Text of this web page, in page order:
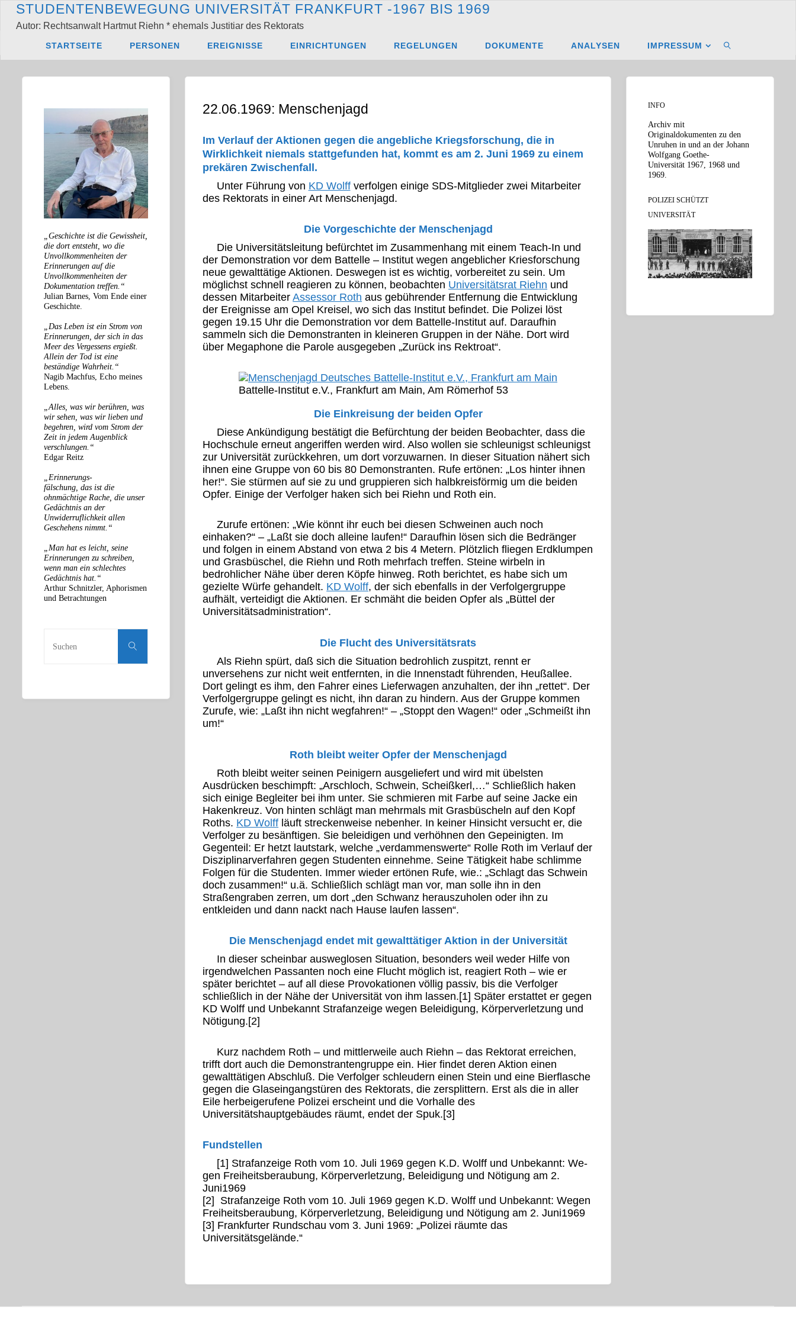
Zum
springen
STUDENTENBEWEGUNG UNIVERSITÄT FRANKFURT -1967 BIS 1969
Autor: Rechtsanwalt Hartmut Riehn * ehemals Justitiar des Rektorats
STARTSEITE PERSONEN EREIGNISSE EINRICHTUNGEN REGELUNGEN DOKUMENTE ANALYSEN IMPRESSUM
Start22.06.1969: Menschenjagd
22.06.1969: Menschenjagd
Im Verlauf der Aktionen gegen die angebliche Kriegsforschung, die in
Wirklichkeit niemals stattgefunden hat, kommt es am 2. Juni 1969 zu einem
prekären Zwischenfall.
Unter Führung von KD Wolffverfolgen einige SDS-Mitglieder zwei Mitarbeiter
des Rektorats in einer Art Menschenjagd.
Die Vorgeschichte der Menschenjagd
Die Universitätsleitung befürchtet im Zusammenhang mit einem Teach-In und
der Demonstration vor dem Battelle – Institut wegen angeblicher Kriesforschung
neue gewalttätige Aktionen. Deswegen ist es wichtig, vorbereitet zu sein. Um
möglichst schnell reagieren zu können, beobachten Universitätsrat Riehn und
dessen MitarbeiterAssessor Roth aus gebührender Entfernung die Entwicklung
der Ereignisse am Opel Kreisel, wo sich das Institut befindet. Die Polizei löst
gegen 19.15 Uhr die Demonstration vor dem Battelle-Institut auf. Daraufhin
sammeln sich die Demonstranten in kleineren Gruppen in der Nähe. Dort wird
über Megaphone die Parole ausgegeben „Zurück ins Rektroat“.
Battelle-Institut e.V., Frankfurt am Main, Am Römerhof 53
Die Einkreisung der beiden Opfer
Diese Ankündigung bestätigt die Befürchtung der beiden Beobachter, dass die
Hochschule erneut angeriffen werden wird. Also wollen sie schleunigst schleunigst
zur Universität zurückkehren, um dort vorzuwarnen. In dieser Situation nähert sich
ihnen eine Gruppe von 60 bis 80 Demonstranten. Rufe ertönen: „Los hinter ihnen
her!“. Sie stürmen auf sie zu und gruppieren sich halbkreisförmig um die beiden
Opfer. Einige der Verfolger haken sich bei Riehn und Roth ein.
Zurufe ertönen: „Wie könnt ihr euch bei diesen Schweinen auch noch
einhaken?“ – „Laßt sie doch alleine laufen!“ Daraufhin lösen sich die Bedränger
und folgen in einem Abstand von etwa 2 bis 4 Metern. Plötzlich fliegen Erdklumpen
und Grasbüschel, die Riehn und Roth mehrfach treffen. Steine wirbeln in
bedrohlicher Nähe über deren Köpfe hinweg. Roth berichtet, es habe sich um
gezielte Würfe gehandelt. KD Wolff, der sich ebenfalls in der Verfolgergruppe
aufhält, verteidigt die Aktionen. Er schmäht die beiden Opfer als „Büttel der
Universitätsadministration“.
Die Flucht des Universitätsrats
Als Riehn spürt, daß sich die Situation bedrohlich zuspitzt, rennt er
unversehens zur nicht weit entfernten, in die Innenstadt führenden, Heußallee.
Dort gelingt es ihm, den Fahrer eines Lieferwagen anzuhalten, der ihn „rettet“. Der
Verfolgergruppe gelingt es nicht, ihn daran zu hindern. Aus der Gruppe kommen
Zurufe, wie: „Laßt ihn nicht wegfahren!“ – „Stoppt den Wagen!“ oder „Schmeißt ihn
um!“
Roth bleibt weiter Opfer der Menschenjagd
Roth bleibt weiter seinen Peinigern ausgeliefert und wird mit übelsten
Ausdrücken beschimpft: „Arschloch, Schwein, Scheißkerl,…“ Schließlich haken
sich einige Begleiter bei ihm unter. Sie schmieren mit Farbe auf seine Jacke ein
Hakenkreuz. Von hinten schlägt man mehrmals mit Grasbüscheln auf den Kopf
Roths. KD Wolff läuft streckenweise nebenher. In keiner Hinsicht versucht er, die
Verfolger zu besänftigen. Sie beleidigen und verhöhnen den Gepeinigten. Im
Gegenteil: Er hetzt lautstark, welche „verdammenswerte“ Rolle Roth im Verlauf der
Disziplinarverfahren gegen Studenten einnehme. Seine Tätigkeit habe schlimme
Folgen für die Studenten. Immer wieder ertönen Rufe, wie.: „Schlagt das Schwein
doch zusammen!“ u.ä. Schließlich schlägt man vor, man solle ihn in den
Straßengraben zerren, um dort „den Schwanz herauszuholen oder ihn zu
entkleiden und dann nackt nach Hause laufen lassen“.
Die Menschenjagd endet mit gewalttätiger Aktion in der Universität
In dieser scheinbar ausweglosen Situation, besonders weil weder Hilfe von
irgendwelchen Passanten noch eine Flucht möglich ist, reagiert Roth – wie er
später berichtet – auf all diese Provokationen völlig passiv, bis die Verfolger
schließlich in der Nähe der Universität von ihm lassen.[1] Später erstattet er gegen
KD Wolff und Unbekannt Strafanzeige wegen Beleidigung, Körperverletzung und
Nötigung.[2]
Kurz nachdem Roth – und mittlerweile auch Riehn – das Rektorat erreichen,
trifft dort auch die Demonstrantengruppe ein. Hier findet deren Aktion einen
gewalttätigen Abschluß. Die Verfolger schleudern einen Stein und eine Bierflasche
gegen die Glaseingangstüren des Rektorats, die zersplittern. Erst als die in aller
Eile herbeigerufene Polizei erscheint und die Vorhalle des
Universitätshauptgebäudes räumt, endet der Spuk.[3]
Fundstellen
[1] Strafanzeige Roth vom 10. Juli 1969 gegen K.D. Wolff und Unbe­kannt: We­
gen Freiheitsberaubung, Körperverletzung, Beleidigung und Nötigung am 2.
Juni1969
[2] Strafanzeige Roth vom 10. Juli 1969 gegen K.D. Wolff und Unbe­kannt: We­gen
Freiheitsberaubung, Körperverletzung, Beleidigung und Nötigung am 2. Juni1969
[3] Frankfurter Rundschau vom 3. Juni 1969: „Polizei räumte das
Universitätsgelände.“
„Geschichte ist die Gewissheit,
die dort entsteht, wo die
Unvollkommenheiten der
Erinnerungen auf die
Unvollkommenheiten der
Dokumentation treffen.“
Julian Barnes, Vom Ende einer
Geschichte.
„Das Leben ist ein Strom von
Erinnerungen, der sich in das
Meer des Vergessens ergießt.
Allein der Tod ist eine
beständige Wahrheit.“
Nagib Machfus, Echo meines
Lebens.
„Alles, was wir berühren, was
wir sehen, was wir lieben und
begehren, wird vom Strom der
Zeit in jedem Augenblick
verschlungen.“
Edgar Reitz
„Erinnerungs-
fälschung, das ist die
ohnmächtige Rache, die unser
Gedächtnis an der
Unwiderruflichkeit allen
Geschehens nimmt.“
„Man hat es leicht, seine
Erinnerungen zu schreiben,
wenn man ein schlechtes
Gedächtnis hat.“
Arthur Schnitzler, Aphorismen
und Betrachtungen
Suchen
INFO
Archiv mit
Originaldokumenten zu den
Unruhen in und an der Johann
Wolfgang Goethe-
Universität 1967, 1968 und
1969.
POLIZEI SCHÜTZT
UNIVERSITÄT